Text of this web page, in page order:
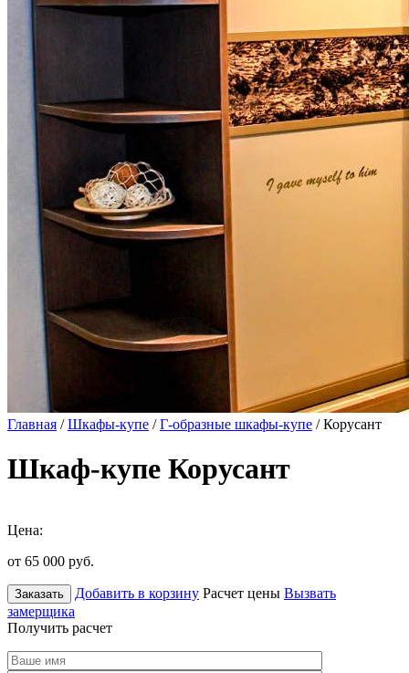
Главная /Шкафы-купе /Г-образные шкафы-купе / Корусант
Шкаф-купе Корусант
Цена:
от 65 000 руб.
Заказать Добавить в корзину Расчет цены Вызвать
замерщика
Получить расчет